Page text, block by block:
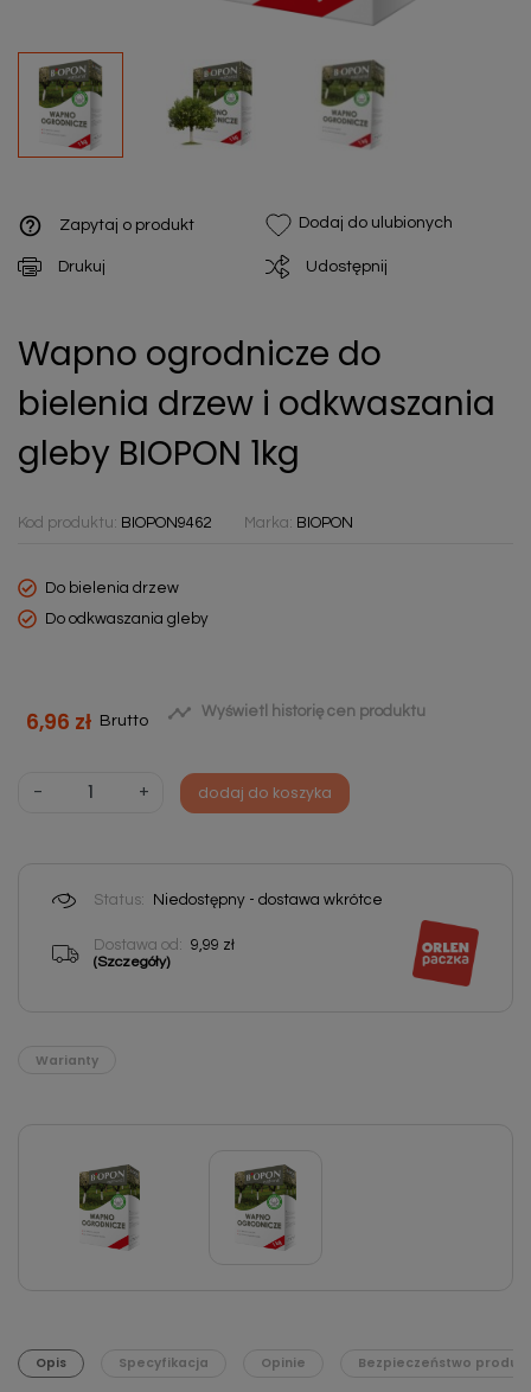
help_outline Zapytaj o produkt Dodaj do ulubionych
Drukuj Udostępnij
Wapno ogrodnicze do
bielenia drzew i odkwaszania
gleby BIOPON 1kg
Kod produktu: BIOPON9462 Marka: BIOPON
Do bielenia drzew
Do odkwaszania gleby
6,96 zł Brutto  Wyświetl historię cen produktu
- + dodaj do koszyka
Status: Niedostępny - dostawa wkrótce
Dostawa od: 9,99 zł
(Szczegóły)
Warianty
Opis Specyfikacja Opinie Bezpieczeństwo